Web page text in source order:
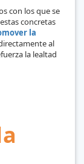
con los que se
concretas
la
al
la lealtad